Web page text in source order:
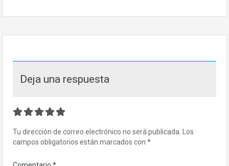
Deja una respuesta
Tu dirección de correo electrónico no será publicada. Los
campos obligatorios están marcados con *